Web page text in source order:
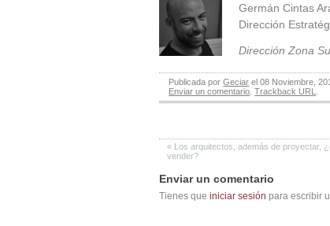
Germán Cintas
Dirección
Dirección Zona
Publicada porGeciar el 08 Noviembre,
Enviar un comentario .Trackback URL
« Los arquitectos, además de proyectar,
vender?
Enviar un comentario
Tienes que iniciar sesión para escribir